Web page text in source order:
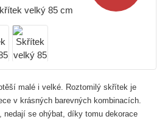
malé i velké. Roztomilý skřítek je
v krásných barevných kombinacích.
nedají se ohýbat, díky tomu dekorace